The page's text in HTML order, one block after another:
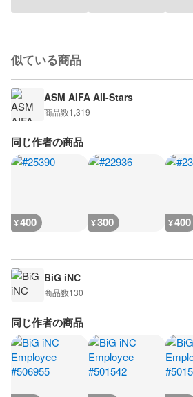
似ている商品
ASM AIFA All-Stars
商品数1,319
同じ作者の商品
¥400 ¥300 ¥400
BiG iNC
商品数130
同じ作者の商品